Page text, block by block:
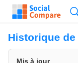
Historique de
Mis à jour